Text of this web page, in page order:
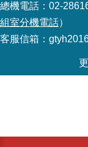
總機電話：02-
組室分機電話）
客服信箱：